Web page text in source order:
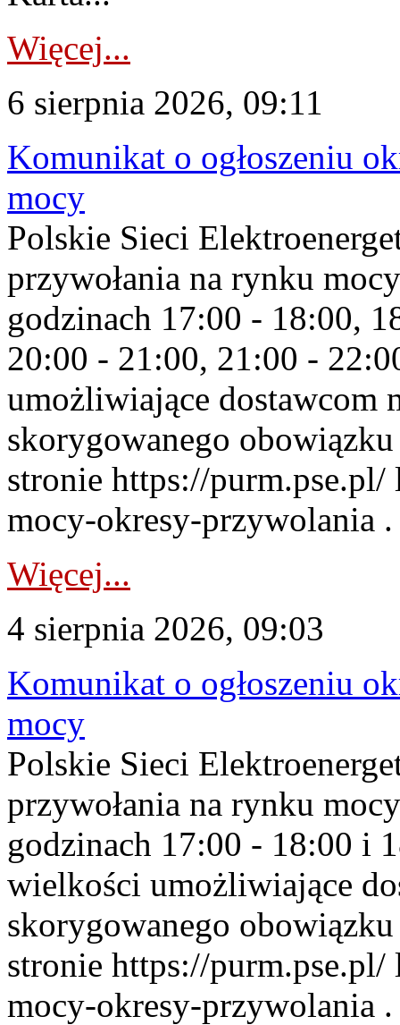
Więcej...
6 sierpnia 2026, 09:11
Komunikat o ogłoszeniu
mocy
Polskie Sieci
przywołania na rynku
godzinach 17:00 - 18:00,
20:00 - 21:00, 21:00 -
umożliwiające dostawcom
skorygowanego
stronie https://
mocy-okresy-przywolania
Więcej...
4 sierpnia 2026, 09:03
Komunikat o ogłoszeniu
mocy
Polskie Sieci
przywołania na rynku
godzinach 17:00 - 18:00 i
wielkości umożliwiające
skorygowanego
stronie https://
mocy-okresy-przywolania